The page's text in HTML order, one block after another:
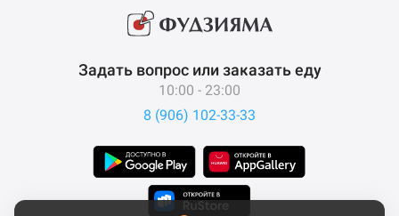
Задать вопрос или заказать еду
10:00 - 23:00
8 (906) 102-33-33